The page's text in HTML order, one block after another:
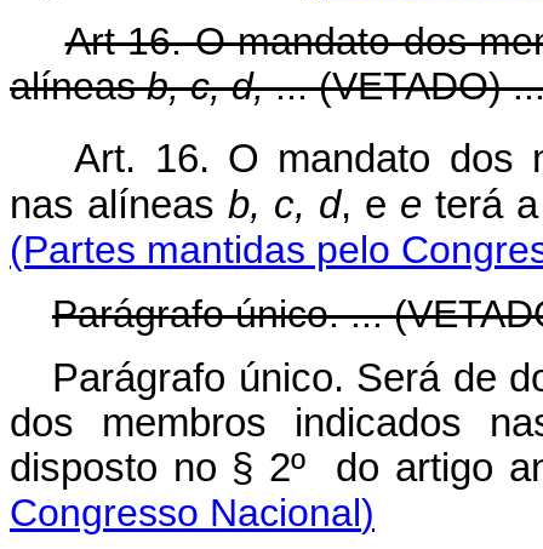
Art 16. O mandato dos
alíneasb, c, d,... (VETADO)
Art. 16. O mandato dos
nas alíneas b, c, d, e eterá
(Partes mantidas pelo
Parágrafo único. ...
Parágrafo único. Será de
dos membros indicados
disposto no § 2º do
Congresso Nacional)